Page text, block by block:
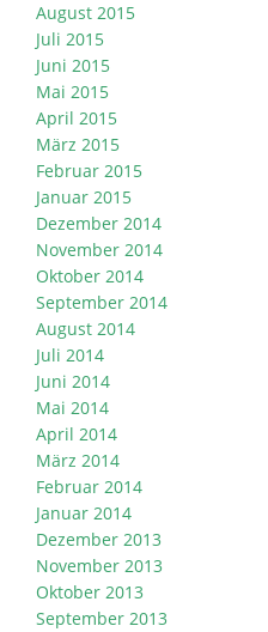
August 2015
Juli 2015
Juni 2015
Mai 2015
April 2015
März 2015
Februar 2015
Januar 2015
Dezember 2014
November 2014
Oktober 2014
September 2014
August 2014
Juli 2014
Juni 2014
Mai 2014
April 2014
März 2014
Februar 2014
Januar 2014
Dezember 2013
November 2013
Oktober 2013
September 2013